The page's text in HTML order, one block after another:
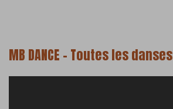
MB DANCE – Toutes les danses